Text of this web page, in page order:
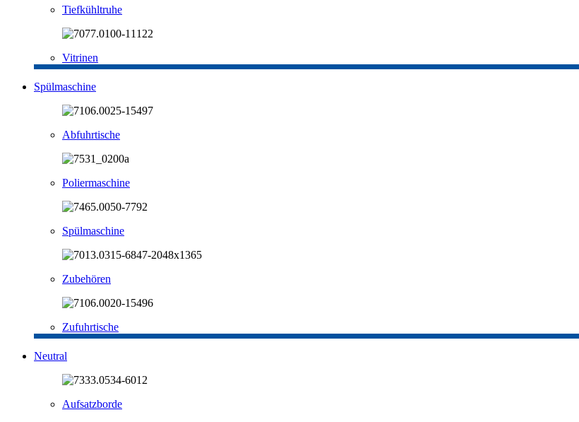
Tiefkühltruhe
Vitrinen
Spülmaschine
Abfuhrtische
Poliermaschine
Spülmaschine
Zubehören
Zufuhrtische
Neutral
Aufsatzborde